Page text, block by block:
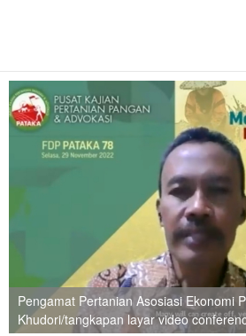
Pengamat Pertanian Asosiasi Ekonomi
Khudori/tangkapan layar video